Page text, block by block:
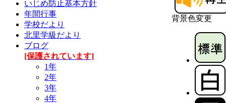
背景色変更
いじめ防止基本方針
年間行事
学校だより
北里学級だより
ブログ
[保護されています]
1年
2年
3年
4年